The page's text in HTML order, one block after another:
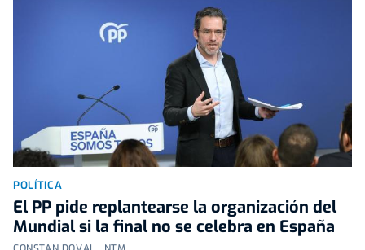
POLÍTICA
El PP pide replantearse la organización del
Mundial si la final no se celebra en España